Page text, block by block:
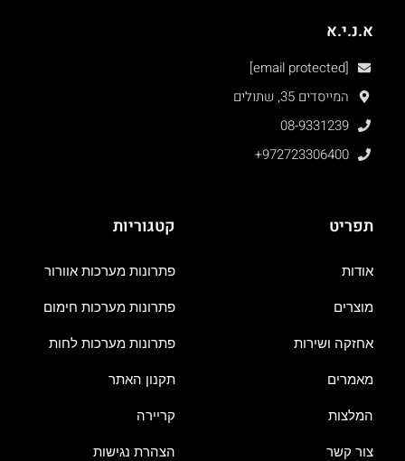
א.נ.י.א
[email protected]
המייסדים 35, שתולים
08-9331239
+972723306400
תפריט
אודות
מוצרים
אחזקה ושירות
מאמרים
המלצות
צור קשר
קטגוריות
פתרונות מערכות אוורור
פתרונות מערכות חימום
פתרונות מערכות לחות
תקנון האתר
קריירה
הצהרת נגישות